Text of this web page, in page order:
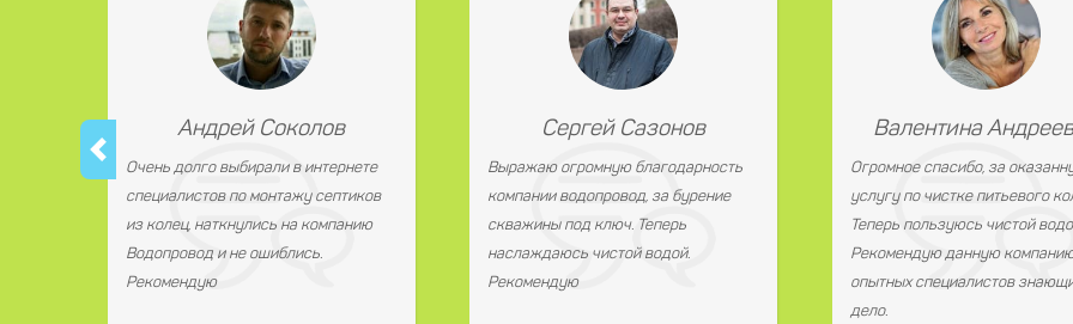
Андрей Соколов
Очень долго выбирали в интернете
специалистов по монтажу септиков
из колец, наткнулись на компанию
Водопровод и не ошиблись.
Рекомендую
Сергей Сазонов
Выражаю огромную благодарность
компании водопровод, за бурение
скважины под ключ. Теперь
наслаждаюсь чистой водой.
Рекомендую
Валентина
Огромное спасибо, за
услугу по чистке питьевого
Теперь пользуюсь чистой
Рекомендую данную
опытных специалистов
дело.